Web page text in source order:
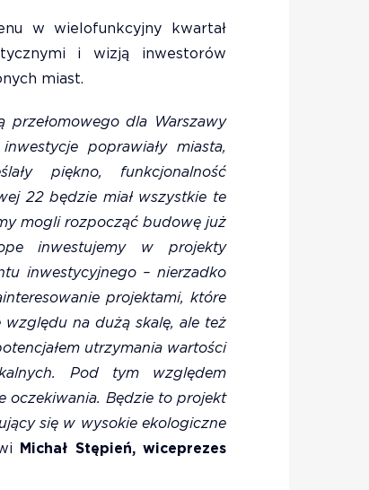
w wielofunkcyjny kwartał
i wizją inwestorów
miast.
przełomowego dla Warszawy
poprawiały miasta,
piękno, funkcjonalność
22 będzie miał wszystkie te
mogli rozpocząć budowę już
inwestujemy w projekty
inwestycyjnego – nierzadko
projektami, które
na dużą skalę, ale też
utrzymania wartości
Pod tym względem
oczekiwania. Będzie to projekt
się w wysokie ekologiczne
Michał Stępień, wiceprezes